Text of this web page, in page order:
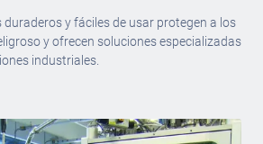
y fáciles de usar protegen a los
y ofrecen soluciones especializadas
industriales.